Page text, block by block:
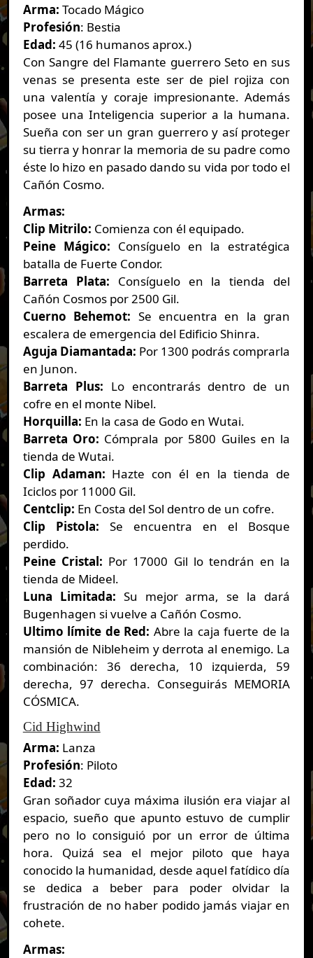
Arma: Tocado Mágico
Profesión: Bestia
Edad: 45 (16 humanos aprox.)
Con Sangre del Flamante guerrero Seto en sus
venas se presenta este ser de piel rojiza con
una valentía y coraje impresionante. Además
posee una Inteligencia superior a la humana.
Sueña con ser un gran guerrero y así proteger
su tierra y honrar la memoria de su padre como
éste lo hizo en pasado dando su vida por todo el
Cañón Cosmo.
Armas:
Clip Mitrilo: Comienza con él equipado.
Peine Mágico: Consíguelo en la estratégica
batalla de Fuerte Condor.
Barreta Plata: Consíguelo en la tienda del
Cañón Cosmos por 2500 Gil.
Cuerno Behemot: Se encuentra en la gran
escalera de emergencia del Edificio Shinra.
Aguja Diamantada: Por 1300 podrás comprarla
en Junon.
Barreta Plus: Lo encontrarás dentro de un
cofre en el monte Nibel.
Horquilla: En la casa de Godo en Wutai.
Barreta Oro: Cómprala por 5800 Guiles en la
tienda de Wutai.
Clip Adaman: Hazte con él en la tienda de
Iciclos por 11000 Gil.
Centclip: En Costa del Sol dentro de un cofre.
Clip Pistola: Se encuentra en el Bosque
perdido.
Peine Cristal: Por 17000 Gil lo tendrán en la
tienda de Mideel.
Luna Limitada: Su mejor arma, se la dará
Bugenhagen si vuelve a Cañón Cosmo.
Ultimo límite de Red: Abre la caja fuerte de la
mansión de Nibleheim y derrota al enemigo. La
combinación: 36 derecha, 10 izquierda, 59
derecha, 97 derecha. Conseguirás MEMORIA
CÓSMICA.
Cid Highwind
Arma: Lanza
Profesión: Piloto
Edad: 32
Gran soñador cuya máxima ilusión era viajar al
espacio, sueño que apunto estuvo de cumplir
pero no lo consiguió por un error de última
hora. Quizá sea el mejor piloto que haya
conocido la humanidad, desde aquel fatídico día
se dedica a beber para poder olvidar la
frustración de no haber podido jamás viajar en
cohete.
Armas: